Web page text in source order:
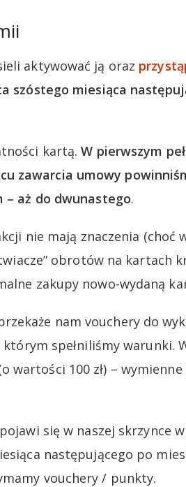
aktywować ją oraz
szóstego miesiąca
kartą.W pierwszym
zawarcia umowy
– aż do dwunastego.
nie mają znaczenia (choć
obrotów na kartach
zakupy nowo-wydaną
nam vouchery do
którym spełniliśmy warunki.
100 zł) –
się w naszej skrzynce
następującego po
vouchery / punkty.